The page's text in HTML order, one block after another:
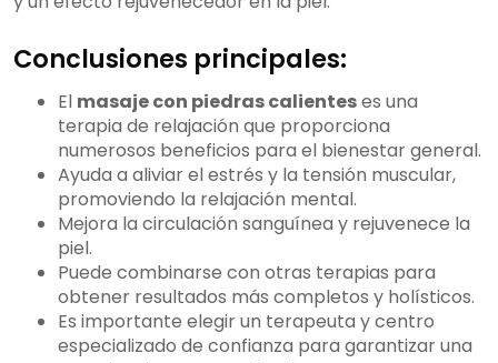
¿Existen precauciones y
calientes?
¿Cómo es la experiencia durante un
masaje con piedras calientes?
¿Cuánto tiempo dura un masaje con
piedras calientes?
¿Se puede combinar el masaje con
piedras calientes con otras terapias y
técnicas de relajación?
¿Qué cuidados se deben tener
después de un masaje con piedras
calientes?
¿Cómo elegir un terapeuta y centro
Conclusiones principales:
El masaje con piedras calienteses una
terapia de relajación que proporciona
numerosos beneficios para el bienestar general.
Ayuda a aliviar el estrés y la tensión muscular,
promoviendo la relajación mental.
Mejora la circulación sanguínea y rejuvenece la
piel.
Puede combinarse con otras terapias para
obtener resultados más completos y holísticos.
Es importante elegir un terapeuta y centro
especializado de confianza para garantizar una